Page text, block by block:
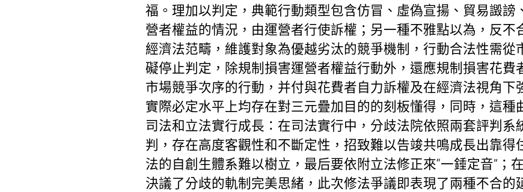
福。理加以判定，典範行動類型包含仿冒、虛偽宣揚、貿易譭謗
營者權益的情況，由運營者行使訴權；另一種不雅點以為，反不
經濟法范疇，維護對象為優越劣汰的競爭機制，行動合法性需從
礙停止判定，除規制損害運營者權益行動外，還應規制損害花費
市場競爭次序的行動，并付與花費者自力訴權及在經濟法視角下
實際必定水平上均存在對三元疊加目的的刻板懂得，同時，這種
司法和立法實行成長：在司法實行中，分歧法院依照兩套評判系
判，存在高度客觀性和不斷定性，招致難以告竣共鳴成長出靠得
法的自創生體系難以樹立，最后要依附立法修正來“一錘定音”；
決議了分歧的軌制完美思緒，此次修法爭議即表現了兩種不合的